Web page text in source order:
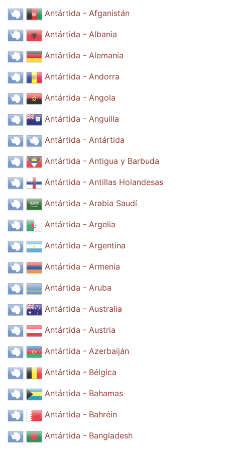
Antártida - Afganistán
Antártida - Albania
Antártida - Alemania
Antártida - Andorra
Antártida - Angola
Antártida - Anguilla
Antártida - Antártida
Antártida - Antigua y Barbuda
Antártida - Antillas Holandesas
Antártida - Arabia Saudí
Antártida - Argelia
Antártida - Argentina
Antártida - Armenia
Antártida - Aruba
Antártida - Australia
Antártida - Austria
Antártida - Azerbaiján
Antártida - Bélgica
Antártida - Bahamas
Antártida - Bahréin
Antártida - Bangladesh